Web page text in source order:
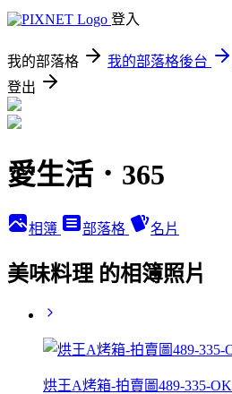
登入
我的部落格 我的部落格後台
登出
愛生活．365
相簿 部落格 名片
美味料理 的相簿照片
烘王A烤箱-拍賣圖489-335-OK